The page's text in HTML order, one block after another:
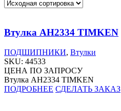
Втулка AH2334 TIMKEN
ПОДШИПНИКИ, Втулки
SKU: 44533
ЦЕНА ПО ЗАПРОСУ
Втулка AH2334 TIMKEN
ПОДРОБНЕЕ СДЕЛАТЬ ЗАКАЗ